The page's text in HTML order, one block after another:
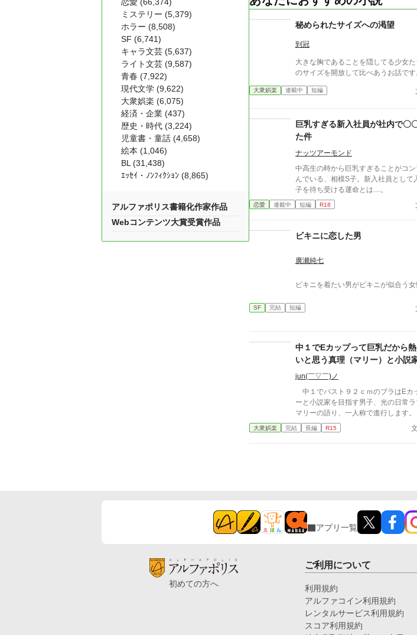
秘められたサイズへの渇望
到冠
大きな胸であることを隠してる少女
のサイズを開放して比べあうお話です
大衆娯楽 連載中 短編
巨乳すぎる新入社員が社内で〇
た件
ナッツアーモンド
中高生の時から巨乳すぎることがコ
んでいる、相模S子。新入社員として
子を待ち受ける運命とは....。
恋愛 連載中 短編 R18
ビキニに恋した男
廣瀬純七
ビキニを着たい男がビキニが似合う
SF 完結 短編
中１でEカップって巨乳だから
いと思う真理（マリー）と小説
子、光（みつ）のラブな日常物語
jun(￣▽￣)ノ
中１でバスト９２ｃｍのブラはEカ
ーと小説家を目指す男子、光の日常ラブ ★作
マリーの語り、一人称で進行します。
大衆娯楽 完結 長編 R15
ミステリー (5,379)
ホラー (8,508)
SF (6,741)
キャラ文芸 (5,637)
ライト文芸 (9,587)
青春 (7,922)
現代文学 (9,622)
大衆娯楽 (6,075)
経済・企業 (437)
歴史・時代 (3,224)
児童書・童話 (4,658)
絵本 (1,046)
BL (31,438)
ｴｯｾｲ・ﾉﾝﾌｨｸｼｮﾝ (8,865)
アルファポリス書籍化作家作品
Webコンテンツ大賞受賞作品
アプリ一覧
初めての方へ
ご利用について
利用規約
アルファコイン利用規約
レンタルサービス利用規約
スコア利用規約